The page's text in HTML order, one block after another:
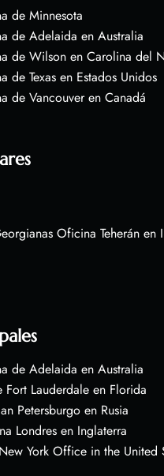
de Minnesota
de Adelaida en Australia
de Wilson en Carolina del
Texas en Estados Unidos
de Vancouver en Canadá
Oficina Teherán en
de Adelaida en Australia
Lauderdale en Florida
Petersburgo en Rusia
Londres en Inglaterra
York Office in the United